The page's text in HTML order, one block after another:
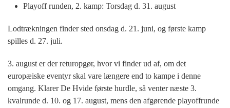
Playoff runden, 2. kamp: Torsdag d. 31. august
Lodtrækningen finder sted onsdag d. 21. juni, og første kamp
spilles d. 27. juli.
3. august er der returopgør, hvor vi finder ud af, om det
europæiske eventyr skal vare længere end to kampe i denne
omgang. Klarer De Hvide første hurdle, så venter næste 3.
kvalrunde d. 10. og 17. august, mens den afgørende playoffrunde